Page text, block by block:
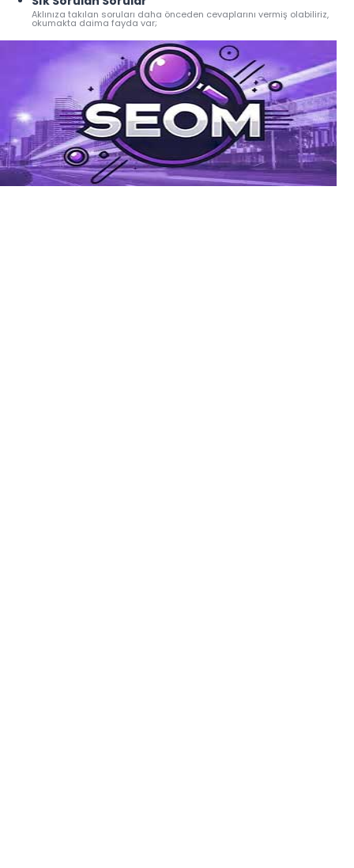
Aklınıza takılan soruları daha önceden cevaplarını vermiş olabiliriz,
okumakta daima fayda var;